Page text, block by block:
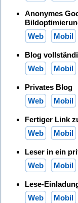
Anonymes
Web
Mobil
Blog
Web
Mobil
Privates Blog
Web
Mobil
Fertiger Link
Web
Mobil
Leser in ein
Web
Mobil
Lese-
Web
Mobil